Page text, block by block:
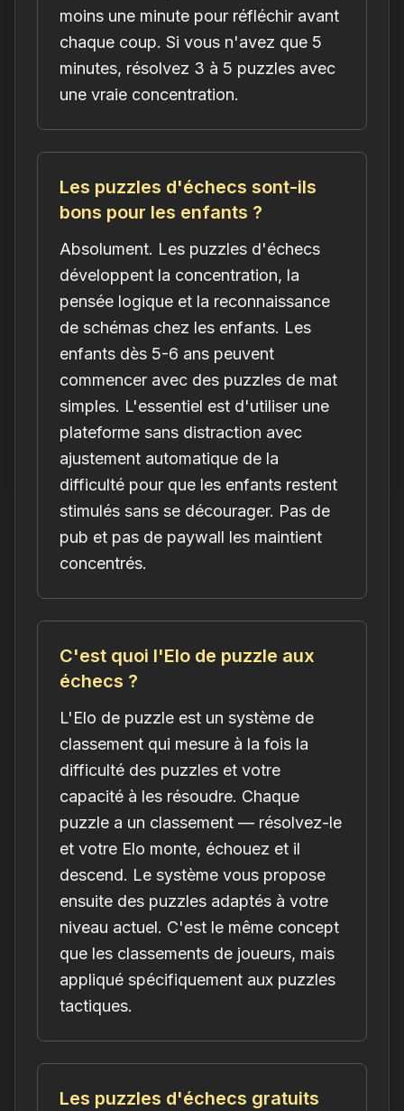
moins une minute pour réfléchir avant
chaque coup. Si vous n'avez que 5
minutes, résolvez 3 à 5 puzzles avec
une vraie concentration.
Les puzzles d'échecs sont-ils
bons pour les enfants ?
Absolument. Les puzzles d'échecs
développent la concentration, la
pensée logique et la reconnaissance
de schémas chez les enfants. Les
enfants dès 5-6 ans peuvent
commencer avec des puzzles de mat
simples. L'essentiel est d'utiliser une
plateforme sans distraction avec
ajustement automatique de la
difficulté pour que les enfants restent
stimulés sans se décourager. Pas de
pub et pas de paywall les maintient
concentrés.
C'est quoi l'Elo de puzzle aux
échecs ?
L'Elo de puzzle est un système de
classement qui mesure à la fois la
difficulté des puzzles et votre
capacité à les résoudre. Chaque
puzzle a un classement — résolvez-le
et votre Elo monte, échouez et il
descend. Le système vous propose
ensuite des puzzles adaptés à votre
niveau actuel. C'est le même concept
que les classements de joueurs, mais
appliqué spécifiquement aux puzzles
tactiques.
Les puzzles d'échecs gratuits